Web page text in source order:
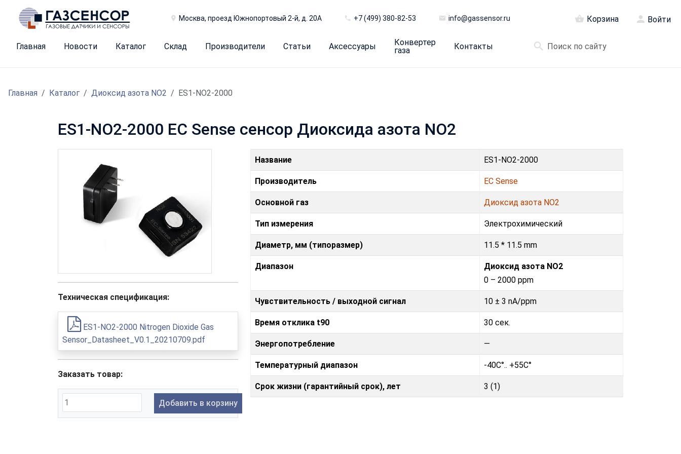
Москва, проезд Южнопортовый 2-й, д. 20А +7 (499) 380-82-53 info@gassensor.ru Корзина Войти
Главная Новости Каталог Склад Производители Статьи Аксессуары
Конвертер
газа
Контакты
Главная Каталог Диоксид азота NO2 ES1-NO2-2000
ES1-NO2-2000 EC Sense сенсор Диоксида азота NO2
Техническая спецификация:
ES1-NO2-2000 Nitrogen Dioxide Gas
Sensor_Datasheet_V0.1_20210709.pdf
Заказать товар:
Добавить в корзину
Название ES1-NO2-2000
Производитель EC Sense
Основной газ Диоксид азота NO2
Тип измерения Электрохимический
Диаметр, мм (типоразмер) 11.5 * 11.5 mm
Диапазон
Диоксид азота NO2
0 – 2000 ppm
Чувствительность / выходной сигнал 10 ± 3 nA/ppm
Время отклика t90 30 сек.
Энергопотребление —
Температурный диапазон -40C°.. +55C°
Срок жизни (гарантийный срок), лет 3 (1)